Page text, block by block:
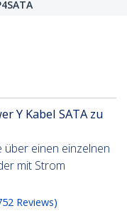
Y Kabel SATA zu
über einen einzelnen
mit Strom
Reviews)